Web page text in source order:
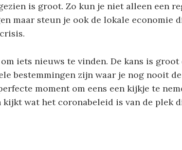
is groot. Zo kun je niet alleen een
maar steun je ook de lokale economie
iets nieuws te vinden. De kans is groot
bestemmingen zijn waar je nog nooit
moment om eens een kijkje te
kijkt wat het coronabeleid is van de plek